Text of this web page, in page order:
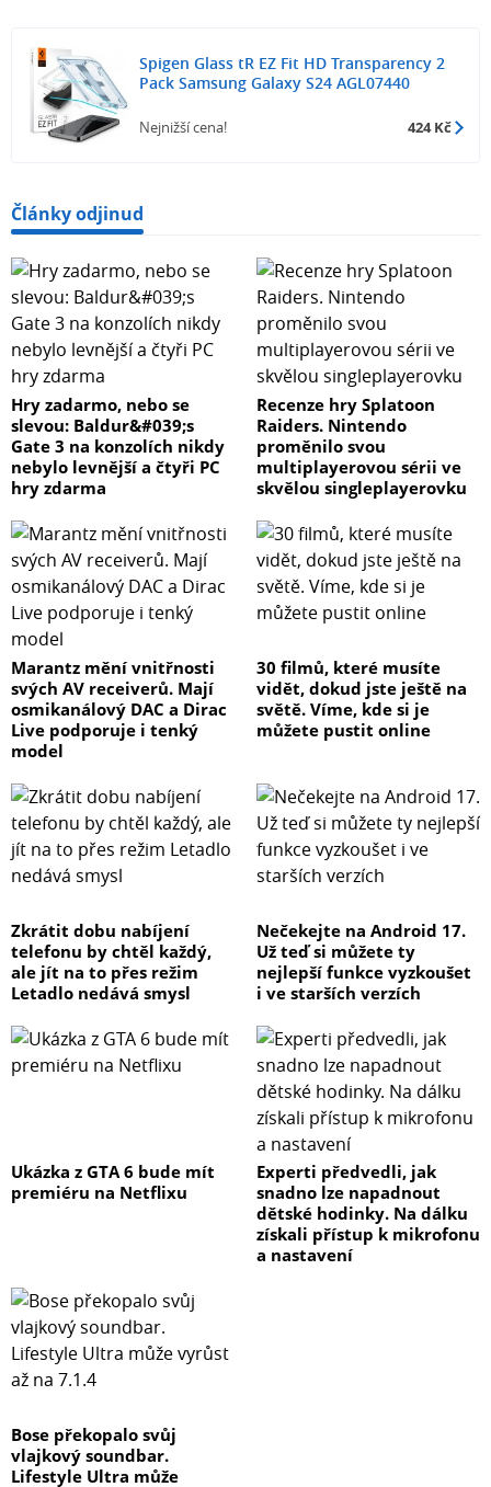
Spigen Glass tR EZ Fit HD Transparency 2
Pack Samsung Galaxy S24 AGL07440
Nejnižší cena! 424 Kč
Články odjinud
Hry zadarmo, nebo se
slevou: Baldur&#039;s
Gate 3 na konzolích nikdy
nebylo levnější a čtyři PC
hry zdarma
Recenze hry Splatoon
Raiders. Nintendo
proměnilo svou
multiplayerovou sérii ve
skvělou singleplayerovku
Marantz mění vnitřnosti
svých AV receiverů. Mají
osmikanálový DAC a Dirac
Live podporuje i tenký
model
30 filmů, které musíte
vidět, dokud jste ještě na
světě. Víme, kde si je
můžete pustit online
Zkrátit dobu nabíjení
telefonu by chtěl každý,
ale jít na to přes režim
Letadlo nedává smysl
Nečekejte na Android 17.
Už teď si můžete ty
nejlepší funkce vyzkoušet
i ve starších verzích
Ukázka z GTA 6 bude mít
premiéru na Netflixu
Experti předvedli, jak
snadno lze napadnout
dětské hodinky. Na dálku
získali přístup k mikrofonu
a nastavení
Bose překopalo svůj
vlajkový soundbar.
Lifestyle Ultra může